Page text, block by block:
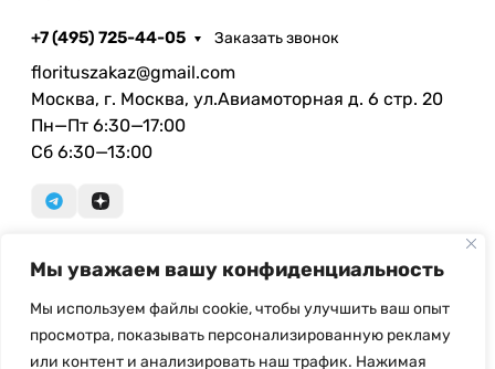
Мы уважаем вашу конфиденциальность
Мы используем файлы cookie, чтобы улучшить ваш опыт
просмотра, показывать персонализированную рекламу
или контент и анализировать наш трафик. Нажимая
+7 (495) 725-44-05 Заказать звонок
florituszakaz@gmail.com
Москва, г. Москва, ул.Авиамоторная д. 6 стр. 20
Пн—Пт 6:30—17:00
Сб 6:30—13:00
© Copyright, 2026 Floritus.com - оптовая продажа
искусственных цветов и ритуальных
сайта ссылка на источник обязательна.